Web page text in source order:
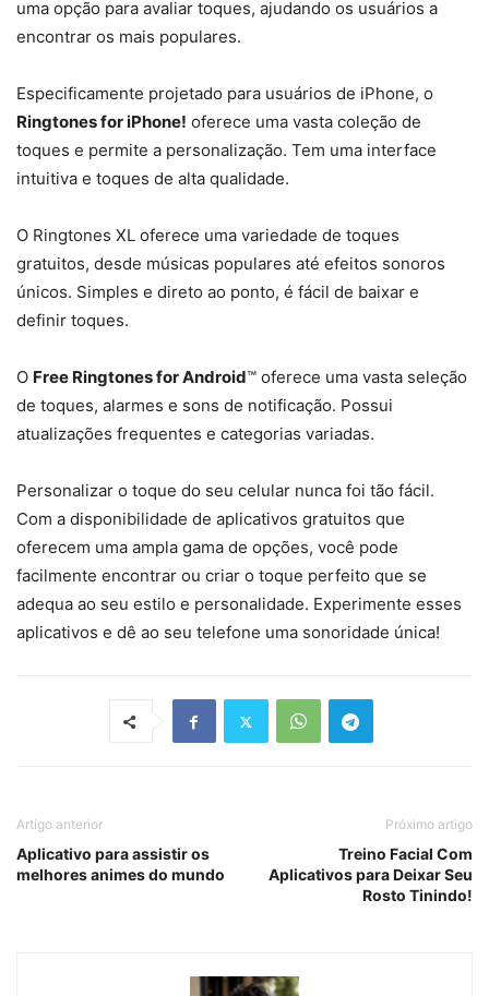
uma opção para avaliar toques, ajudando os usuários a
encontrar os mais populares.
Especificamente projetado para usuários de iPhone, o
Ringtones for iPhone! oferece uma vasta coleção de
toques e permite a personalização. Tem uma interface
intuitiva e toques de alta qualidade.
O Ringtones XL oferece uma variedade de toques
gratuitos, desde músicas populares até efeitos sonoros
únicos. Simples e direto ao ponto, é fácil de baixar e
definir toques.
O Free Ringtones for Android™ oferece uma vasta seleção
de toques, alarmes e sons de notificação. Possui
atualizações frequentes e categorias variadas.
Personalizar o toque do seu celular nunca foi tão fácil.
Com a disponibilidade de aplicativos gratuitos que
oferecem uma ampla gama de opções, você pode
facilmente encontrar ou criar o toque perfeito que se
adequa ao seu estilo e personalidade. Experimente esses
aplicativos e dê ao seu telefone uma sonoridade única!
Artigo anterior
Aplicativo para assistir os
melhores animes do mundo
Próximo artigo
Treino Facial Com
Aplicativos para Deixar Seu
Rosto Tinindo!